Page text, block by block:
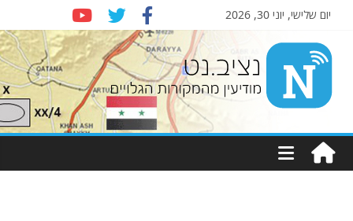
יום שלישי, יוני 30, 2026
Nziv.net
מודיעין
מהמקורות